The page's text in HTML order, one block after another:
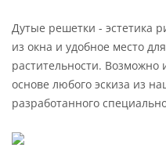
Дутые решетки - эстетика
из окна и удобное место
растительности. Возможно
основе любого эскиза из
разработанного